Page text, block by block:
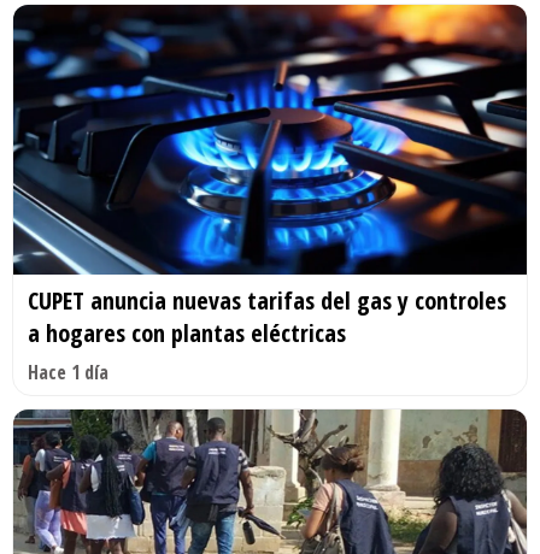
CUPET anuncia nuevas tarifas del gas y controles
a hogares con plantas eléctricas
Hace 1 día